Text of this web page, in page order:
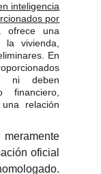
inteligencia
por
ofrece una
vivienda,
En
ni deben
financiero,
relación
oficial